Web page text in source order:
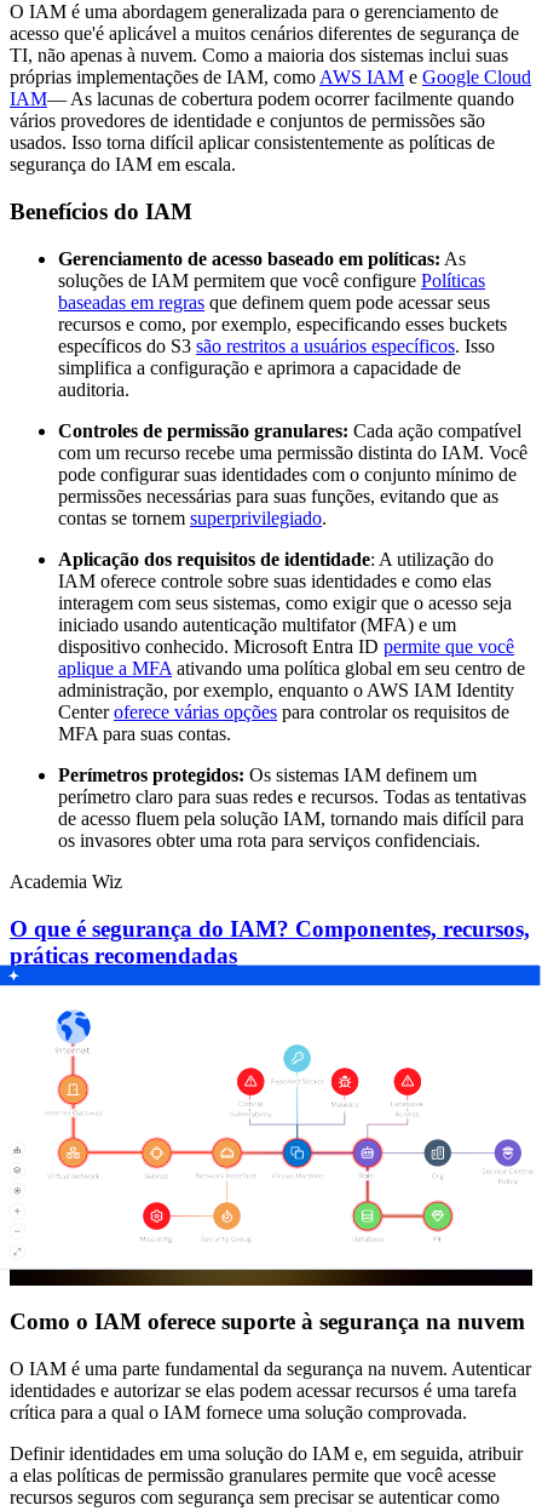
O IAM é uma abordagem generalizada para o gerenciamento de
acesso que'é aplicável a muitos cenários diferentes de segurança de
TI, não apenas à nuvem. Como a maioria dos sistemas inclui suas
próprias implementações de IAM, como AWS IAM e Google Cloud
IAM— As lacunas de cobertura podem ocorrer facilmente quando
vários provedores de identidade e conjuntos de permissões são
usados. Isso torna difícil aplicar consistentemente as políticas de
segurança do IAM em escala.
Benefícios do IAM
Gerenciamento de acesso baseado em políticas: As
soluções de IAM permitem que você configure Políticas
baseadas em regras que definem quem pode acessar seus
recursos e como, por exemplo, especificando esses buckets
específicos do S3 são restritos a usuários específicos. Isso
simplifica a configuração e aprimora a capacidade de
auditoria.
Controles de permissão granulares: Cada ação compatível
com um recurso recebe uma permissão distinta do IAM. Você
pode configurar suas identidades com o conjunto mínimo de
permissões necessárias para suas funções, evitando que as
contas se tornem superprivilegiado.
Aplicação dos requisitos de identidade: A utilização do
IAM oferece controle sobre suas identidades e como elas
interagem com seus sistemas, como exigir que o acesso seja
iniciado usando autenticação multifator (MFA) e um
dispositivo conhecido. Microsoft Entra ID permite que você
aplique a MFA ativando uma política global em seu centro de
administração, por exemplo, enquanto o AWS IAM Identity
Centeroferece várias opções para controlar os requisitos de
MFA para suas contas.
Perímetros protegidos: Os sistemas IAM definem um
perímetro claro para suas redes e recursos. Todas as tentativas
de acesso fluem pela solução IAM, tornando mais difícil para
os invasores obter uma rota para serviços confidenciais.
Academia Wiz
O que é segurança do IAM? Componentes, recursos,
práticas recomendadas
Leia mais
Como o IAM oferece suporte à segurança na nuvem
O IAM é uma parte fundamental da segurança na nuvem. Autenticar
identidades e autorizar se elas podem acessar recursos é uma tarefa
crítica para a qual o IAM fornece uma solução comprovada.
Definir identidades em uma solução do IAM e, em seguida, atribuir
a elas políticas de permissão granulares permite que você acesse
recursos seguros com segurança sem precisar se autenticar como